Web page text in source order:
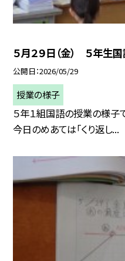
５月２９日（金） ５年生
公開日 2026/05/29
授業の様子
５年１組国語の授業の様子
今日のめあては「くり返し...